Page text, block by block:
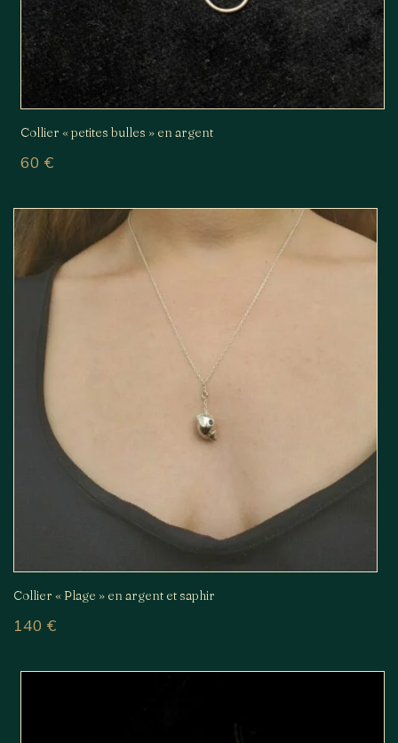
Collier « petites bulles » en argent
60€
Collier « Plage » en argent et saphir
140 €